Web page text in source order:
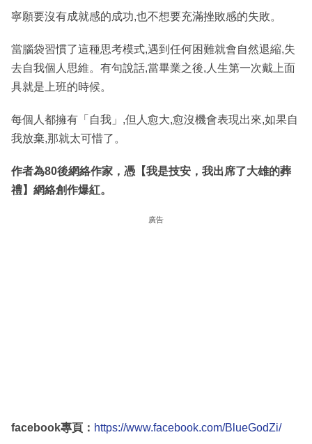
寧願要沒有成就感的成功,也不想要充滿挫敗感的失敗。
當腦袋習慣了這種思考模式,遇到任何困難就會自然退縮,失
去自我個人思維。有句說話,當畢業之後,人生第一次戴上面
具就是上班的時候。
每個人都擁有「自我」,但人愈大,愈沒機會表現出來,如果自
我放棄,那就太可惜了。
作者為80後網絡作家，憑【我是技安，我出席了大雄的葬
禮】網絡創作爆紅。
廣告
facebook專頁： https://www.facebook.com/BlueGodZi/